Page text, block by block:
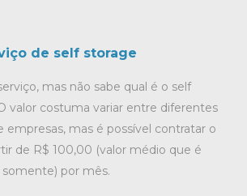
de self storage
mas não sabe qual é o self
valor costuma variar entre diferentes
empresas, mas é possível contratar o
de R$ 100,00 (valor médio que é
por mês.